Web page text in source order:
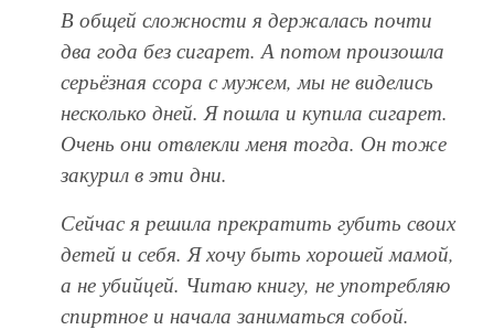
В общей сложности я держалась почти
два года без сигарет. А потом произошла
серьёзная ссора с мужем, мы не виделись
несколько дней. Я пошла и купила сигарет.
Очень они отвлекли меня тогда. Он тоже
закурил в эти дни.
Сейчас я решила прекратить губить своих
детей и себя. Я хочу быть хорошей мамой,
а не убийцей. Читаю книгу, не употребляю
спиртное и начала заниматься собой.